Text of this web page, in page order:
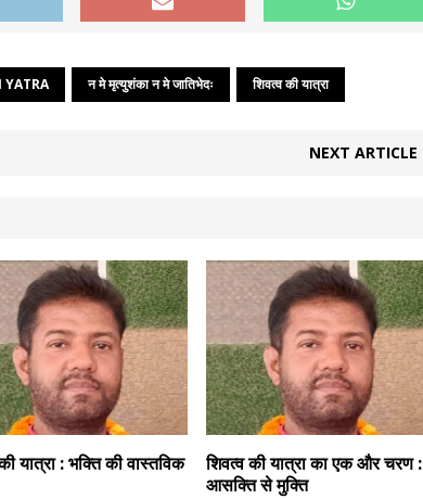
YATRA न मे मृत्युशंका न मे जातिभेदः शिवत्व की यात्रा
NEXT ARTICLE
यात्रा : भक्ति की वास्तविक
शिवत्व की यात्रा का एक और चरण :
आसक्ति से मुक्ति